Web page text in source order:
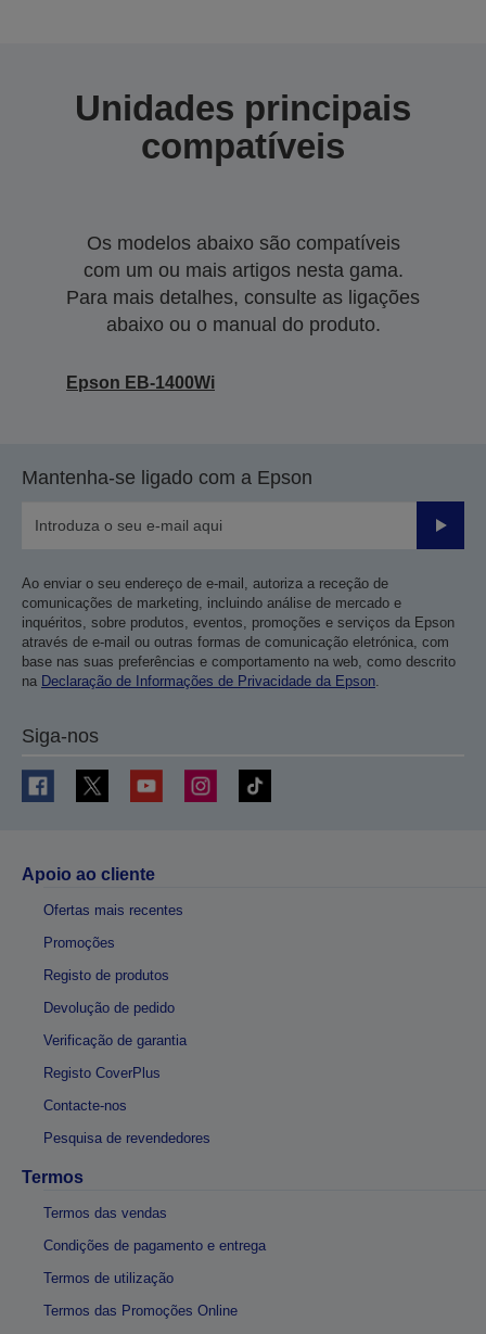
Unidades principais
compatíveis
Os modelos abaixo são compatíveis
com um ou mais artigos nesta gama.
Para mais detalhes, consulte as ligações
abaixo ou o manual do produto.
Epson EB-1400Wi
Mantenha-se ligado com a Epson
Enviar
Ao enviar o seu endereço de e-mail, autoriza a receção de
comunicações de marketing, incluindo análise de mercado e
inquéritos, sobre produtos, eventos, promoções e serviços da Epson
através de e-mail ou outras formas de comunicação eletrónica, com
base nas suas preferências e comportamento na web, como descrito
na Declaração de Informações de Privacidade da Epson.
Siga-nos
Apoio ao cliente
Ofertas mais recentes
Promoções
Registo de produtos
Devolução de pedido
Verificação de garantia
Registo CoverPlus
Contacte-nos
Pesquisa de revendedores
Termos
Termos das vendas
Condições de pagamento e entrega
Termos de utilização
Termos das Promoções Online